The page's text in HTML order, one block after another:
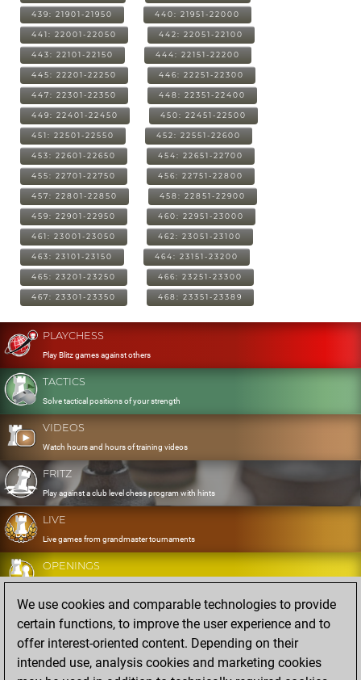
439: 21901-21950 440: 21951-22000
441: 22001-22050 442: 22051-22100
443: 22101-22150 444: 22151-22200
445: 22201-22250 446: 22251-22300
447: 22301-22350 448: 22351-22400
449: 22401-22450 450: 22451-22500
451: 22501-22550 452: 22551-22600
453: 22601-22650 454: 22651-22700
455: 22701-22750 456: 22751-22800
457: 22801-22850 458: 22851-22900
459: 22901-22950 460: 22951-23000
461: 23001-23050 462: 23051-23100
463: 23101-23150 464: 23151-23200
465: 23201-23250 466: 23251-23300
467: 23301-23350 468: 23351-23389
PLAYCHESS
Play Blitz games against others
TACTICS
Solve tactical positions of your strength
VIDEOS
Watch hours and hours of training videos
FRITZ
Play against a club level chess program with hints
LIVE
Live games from grandmaster tournaments
OPENINGS
Develop and exercise your openings
DATABASE
Eight million strong games
MYGAMES
Store and analyse your own games in the cloud
We use cookies and comparable technologies to provide
certain functions, to improve the user experience and to
offer interest-oriented content. Depending on their
intended use, analysis cookies and marketing cookies